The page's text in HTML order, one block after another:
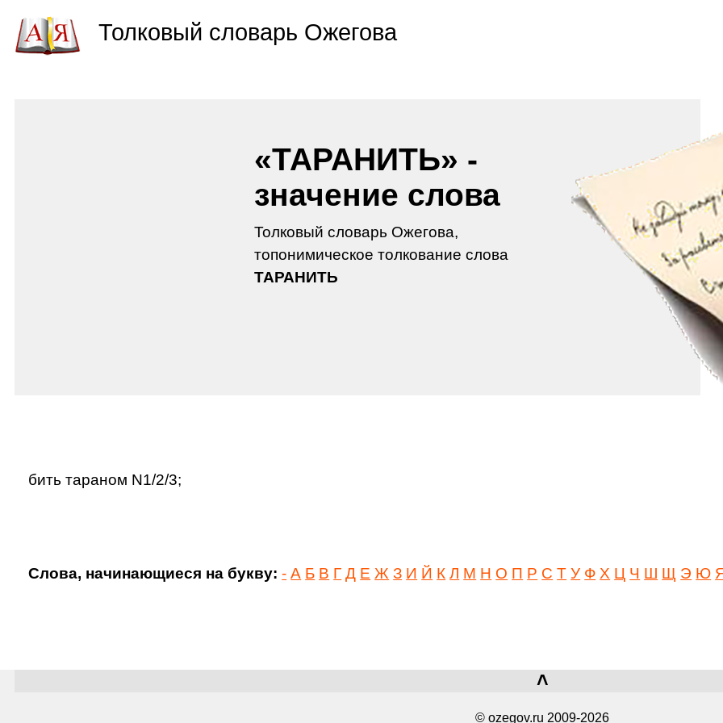
«ТАРАНИТЬ» -
значение слова
Толковый словарь Ожегова,
топонимическое толкование слова
ТАРАНИТЬ
бить тараном N1/2/3;
Слова, начинающиеся на букву: - А Б В Г Д Е Ж З И Й К Л М Н О П Р С Т У Ф Х Ц Ч Ш Щ Э Ю
˄
© ozegov.ru 2009-2026
Толковый словарь Ожегова